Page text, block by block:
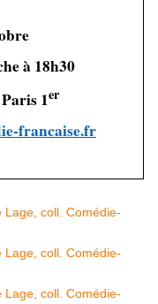
à 18h30
1er
francaise.fr